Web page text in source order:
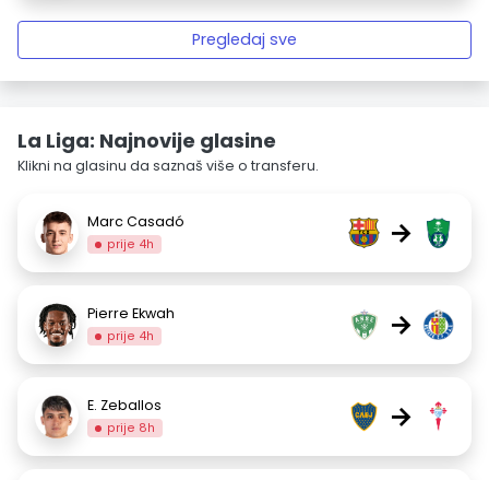
Pregledaj sve
La Liga: Najnovije glasine
Klikni na glasinu da saznaš više o transferu.
Marc Casadó
prije 4h →
Pierre Ekwah
prije 4h →
E. Zeballos
prije 8h →